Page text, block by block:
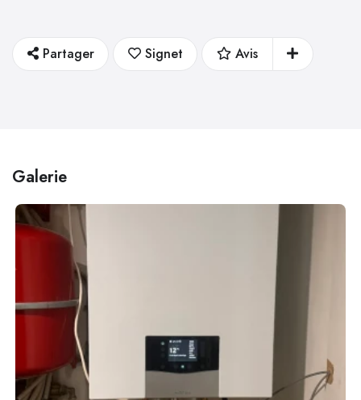
Partager Signet Avis
Galerie